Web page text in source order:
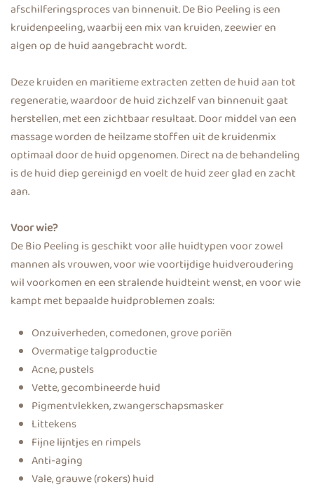
afschilferingsproces van binnenuit. De Bio Peeling is een
kruidenpeeling, waarbij een mix van kruiden, zeewier en
algen op de huid aangebracht wordt.
Deze kruiden en maritieme extracten zetten de huid aan tot
regeneratie, waardoor de huid zichzelf van binnenuit gaat
herstellen, met een zichtbaar resultaat. Door middel van een
massage worden de heilzame stoffen uit de kruidenmix
optimaal door de huid opgenomen. Direct na de behandeling
is de huid diep gereinigd en voelt de huid zeer glad en zacht
aan.
Voor wie?
De Bio Peeling is geschikt voor alle huidtypen voor zowel
mannen als vrouwen, voor wie voortijdige huidveroudering
wil voorkomen en een stralende huidteint wenst, en voor wie
kampt met bepaalde huidproblemen zoals:
Onzuiverheden, comedonen, grove poriën
Overmatige talgproductie
Acne, pustels
Vette, gecombineerde huid
Pigmentvlekken, zwangerschapsmasker
Littekens
Fijne lijntjes en rimpels
Anti-aging
Vale, grauwe (rokers) huid